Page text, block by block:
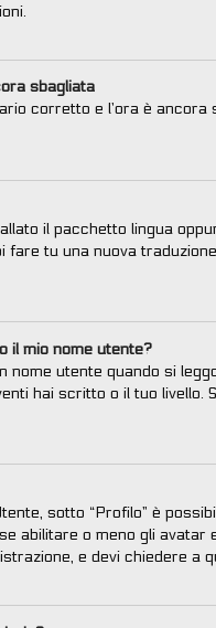
sbagliata
corretto e l’ora è
il pacchetto lingua
fare tu una nuova
il mio nome utente?
utente quando si
hai scritto o il tuo
sotto “Profilo” è
abilitare o meno gli
e devi chiedere a